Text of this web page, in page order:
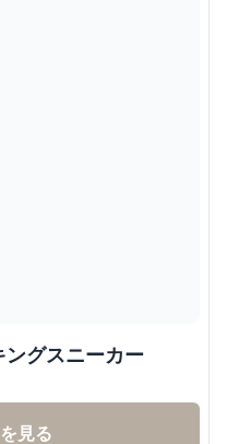
グスニーカー
見る